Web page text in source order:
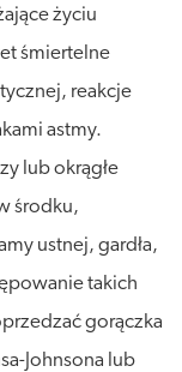
życiu
śmiertelne
reakcje
astmy.
lub okrągłe
środku,
ustnej, gardła,
takich
gorączka
Johnsona lub